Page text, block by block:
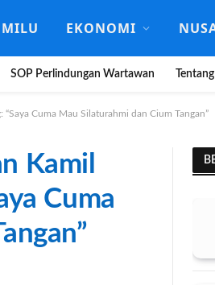
EKONOMI
SOP Perlindungan Wartawan
Cuma Mau Silaturahmi dan Cium Tangan”
Kamil
Cuma